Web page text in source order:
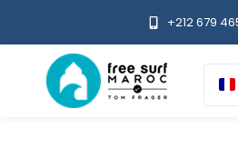
+212 679